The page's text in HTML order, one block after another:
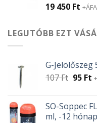
19 450 Ft +ÁFA
LEGUTÓBB EZT
G-Jelölőszeg
107Ft
107 Ft.
95 Ft
SO-Soppec
ml, -12